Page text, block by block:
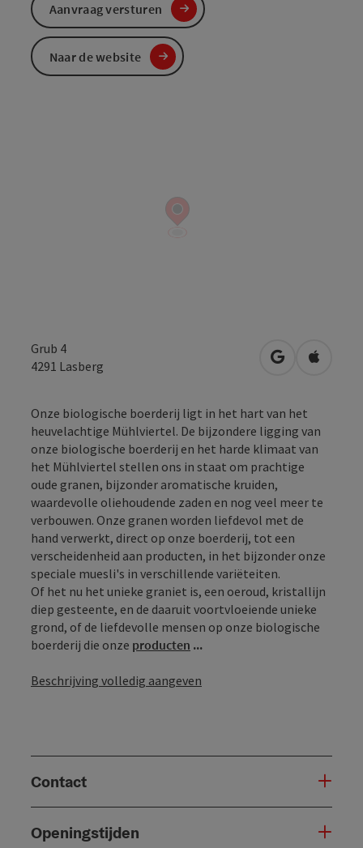
Grub 4
4291 Lasberg Openen in
Onze biologische boerderij ligt in het hart van het
heuvelachtige Mühlviertel. De bijzondere ligging van
onze biologische boerderij en het harde klimaat van
het Mühlviertel stellen ons in staat om prachtige
oude granen, bijzonder aromatische kruiden,
waardevolle oliehoudende zaden en nog veel meer te
verbouwen. Onze granen worden liefdevol met de
hand verwerkt, direct op onze boerderij, tot een
verscheidenheid aan producten, in het bijzonder onze
speciale muesli's in verschillende variëteiten.
Of het nu het unieke graniet is, een oeroud, kristallijn
diep gesteente, en de daaruit voortvloeiende unieke
grond, of de liefdevolle mensen op onze biologische
boerderij die onze producten ...
Beschrijving volledig aangeven
Contact
Openingstijden
Aanvraag versturen
Naar de website